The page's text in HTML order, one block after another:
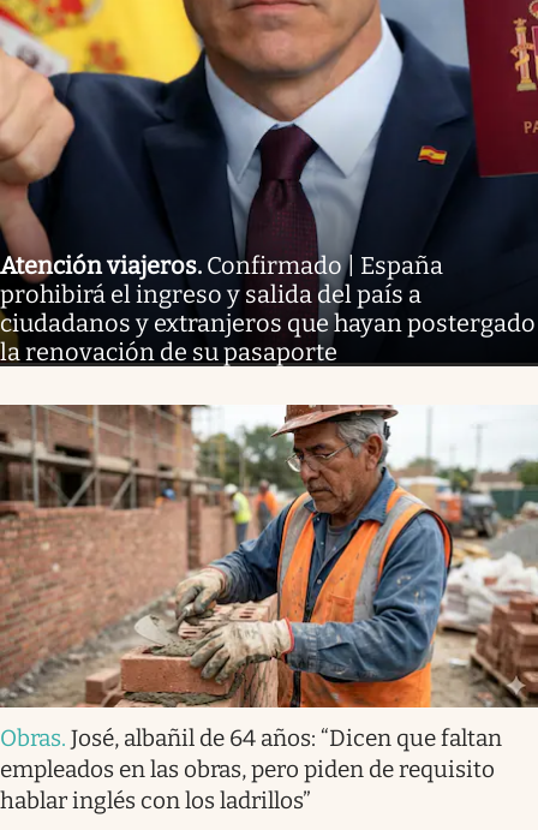
Atención viajeros. Confirmado | España
prohibirá el ingreso y salida del país a
ciudadanos y extranjeros que hayan postergado
la renovación de su pasaporte
Obras. José, albañil de 64 años: “Dicen que faltan
empleados en las obras, pero piden de requisito
hablar inglés con los ladrillos”